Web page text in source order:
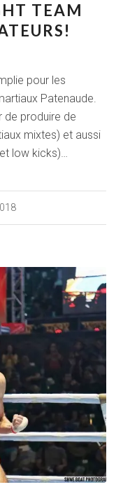
TEAM
pour les
Patenaude.
de produire de
mixtes) et aussi
low kicks)…